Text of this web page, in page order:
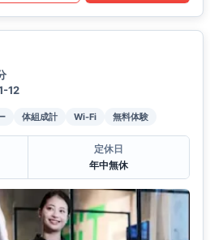
12
体組成計 Wi-Fi 無料体験
定休日
年中無休